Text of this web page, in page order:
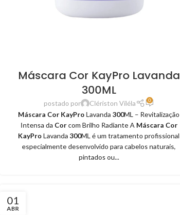
Máscara Cor KayPro Lavanda
300ML
postado por Clériston Viléla 0
Máscara Cor KayPro Lavanda300ML – Revitalização
Intensa da Corcom Brilho Radiante A Máscara Cor
KayPro Lavanda300ML é um tratamento profissional
especialmente desenvolvido para cabelos naturais,
pintados ou...
01
ABR